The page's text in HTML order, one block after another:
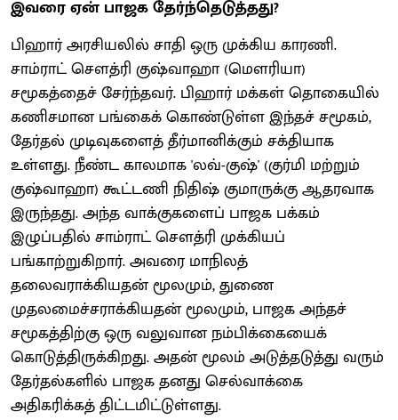
இவரை ஏன் பாஜக தேர்ந்தெடுத்தது?
பிஹார் அரசியலில் சாதி ஒரு முக்கிய காரணி.
சாம்ராட் சௌத்ரி குஷ்வாஹா (மௌரியா)
சமூகத்தைச் சேர்ந்தவர். பிஹார் மக்கள் தொகையில்
கணிசமான பங்கைக் கொண்டுள்ள இந்தச் சமூகம்,
தேர்தல் முடிவுகளைத் தீர்மானிக்கும் சக்தியாக
உள்ளது. நீண்ட காலமாக 'லவ்-குஷ்' (குர்மி மற்றும்
குஷ்வாஹா) கூட்டணி நிதிஷ் குமாருக்கு ஆதரவாக
இருந்தது. அந்த வாக்குகளைப் பாஜக பக்கம்
இழுப்பதில் சாம்ராட் சௌத்ரி முக்கியப்
பங்காற்றுகிறார். அவரை மாநிலத்
தலைவராக்கியதன் மூலமும், துணை
முதலமைச்சராக்கியதன் மூலமும், பாஜக அந்தச்
சமூகத்திற்கு ஒரு வலுவான நம்பிக்கையைக்
கொடுத்திருக்கிறது. அதன் மூலம் அடுத்தடுத்து வரும்
தேர்தல்களில் பாஜக தனது செல்வாக்கை
அதிகரிக்கத் திட்டமிட்டுள்ளது.